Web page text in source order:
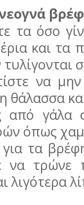
όσο
και τα
να μην
θάλασσα
γάλα
όπως
τα
να τρώνε
λιγότερα